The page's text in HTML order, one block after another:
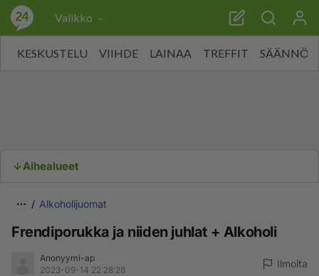
Valikko
KESKUSTELU VIIHDE LAINAA TREFFIT SÄÄNNÖT
Aihealueet
Alkoholijuomat
Frendiporukka ja niiden juhlat + Alkoholi
Anonyymi-ap
2023-09-14 22:28:28
Ilmoita